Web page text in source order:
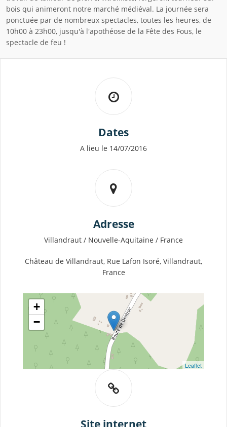
bois qui animeront notre marché médiéval. La journée sera
ponctuée par de nombreux spectacles, toutes les heures, de
10h00 à 23h00, jusqu'à l'apothéose de la Fête des Fous, le
spectacle de feu !
Dates
A lieu le 14/07/2016
Adresse
Villandraut / Nouvelle-Aquitaine / France
Château de Villandraut, Rue Lafon Isoré, Villandraut,
France
+
−
Leaflet
Site internet